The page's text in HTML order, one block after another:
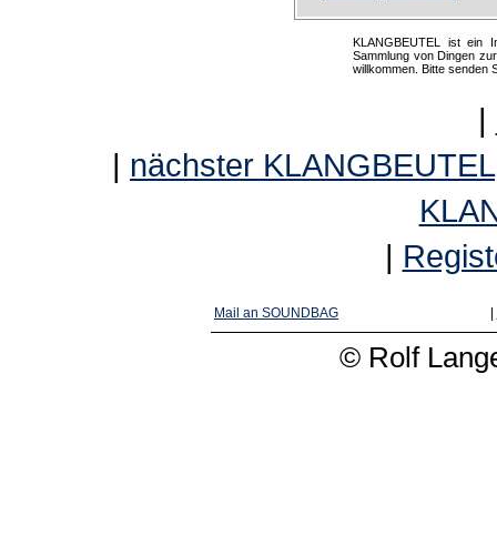
KLANGBEUTEL ist ein
Sammlung von Dingen
willkommen. Bitte senden
|
| nächster KLANGBEUTEL
|
Mail an SOUNDBAG
© Rolf